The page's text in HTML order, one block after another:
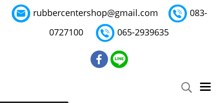
rubbercentershop@gmail.com
083-
0727100
065-2939635